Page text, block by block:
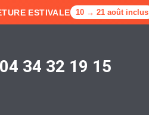
ESTIVALE 10 → 21 août inclus
04 34 32 19 15